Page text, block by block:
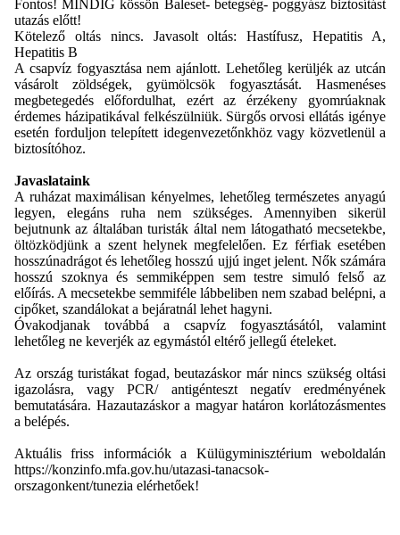
Fontos! MINDIG kössön Baleset- betegség- poggyász biztosítást
utazás előtt!
Kötelező oltás nincs. Javasolt oltás: Hastífusz, Hepatitis A,
Hepatitis B
A csapvíz fogyasztása nem ajánlott. Lehetőleg kerüljék az utcán
vásárolt zöldségek, gyümölcsök fogyasztását. Hasmenéses
megbetegedés előfordulhat, ezért az érzékeny gyomrúaknak
érdemes házipatikával felkészülniük. Sürgős orvosi ellátás igénye
esetén forduljon telepített idegenvezetőnkhöz vagy közvetlenül a
biztosítóhoz.
Javaslataink
A ruházat maximálisan kényelmes, lehetőleg természetes anyagú
legyen, elegáns ruha nem szükséges. Amennyiben sikerül
bejutnunk az általában turisták által nem látogatható mecsetekbe,
öltözködjünk a szent helynek megfelelően. Ez férfiak esetében
hosszúnadrágot és lehetőleg hosszú ujjú inget jelent. Nők számára
hosszú szoknya és semmiképpen sem testre simuló felső az
előírás. A mecsetekbe semmiféle lábbeliben nem szabad belépni, a
cipőket, szandálokat a bejáratnál lehet hagyni.
Óvakodjanak továbbá a csapvíz fogyasztásától, valamint
lehetőleg ne keverjék az egymástól eltérő jellegű ételeket.
Az ország turistákat fogad, beutazáskor már nincs szükség oltási
igazolásra, vagy PCR/ antigénteszt negatív eredményének
bemutatására. Hazautazáskor a magyar határon korlátozásmentes
a belépés.
Aktuális friss információk a Külügyminisztérium weboldalán
https://konzinfo.mfa.gov.hu/utazasi-tanacsok-
orszagonkent/tunezia elérhetőek!